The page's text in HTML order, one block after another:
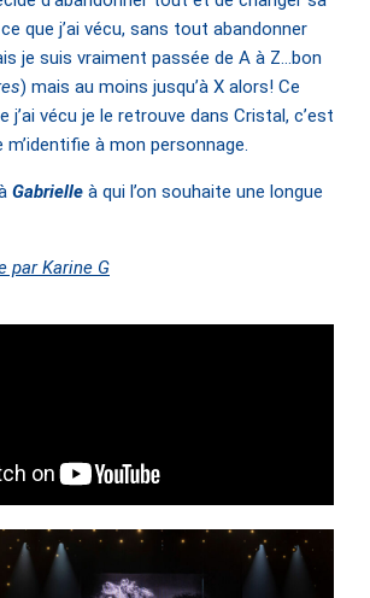
que j’ai vécu, sans tout abandonner
je suis vraiment passée de A à Z…bon
) mais au moins jusqu’à X alors! Ce
j’ai vécu je le retrouve dans Cristal, c’est
à mon personnage.
Gabrielle à qui l’on souhaite une longue
par Karine G